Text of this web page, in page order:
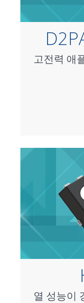
고전력 애
열 성능이